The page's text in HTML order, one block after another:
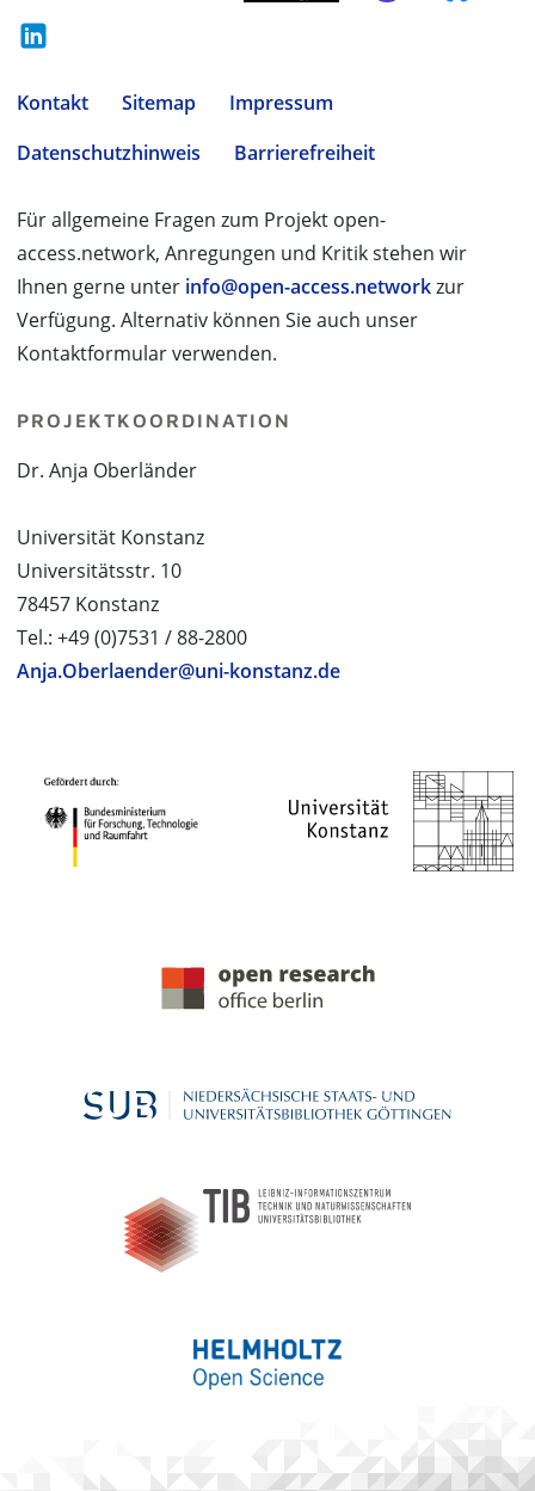
Kontakt Sitemap
Impressum
Datenschutzhinweis
Barrierefreiheit
Für allgemeine Fragen zum Projekt open-
access.network, Anregungen und Kritik stehen wir
Ihnen gerne unter info@open-access.networkzur
Verfügung. Alternativ können Sie auch unser
Kontaktformular verwenden.
PROJEKTKOORDINATION
Dr. Anja Oberländer
Universität Konstanz
Universitätsstr. 10
78457 Konstanz
Tel.: +49 (0)7531 / 88-2800
Anja.Oberlaender@uni-konstanz.de